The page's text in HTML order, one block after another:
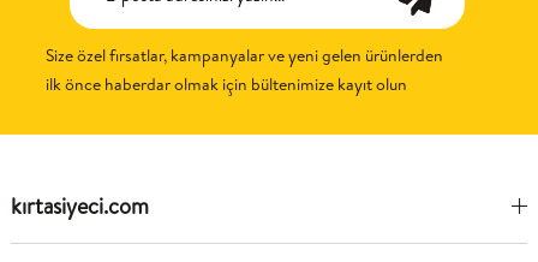
Size özel fırsatlar, kampanyalar ve yeni gelen ürünlerden
ilk önce haberdar olmak için bültenimize kayıt olun
kırtasiyeci.com